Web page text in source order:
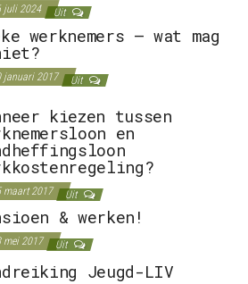
juli 2024 Uit
werknemers – wat mag
januari 2017 Uit
kiezen tussen
en
maart 2017 Uit
& werken!
mei 2017 Uit
Jeugd-LIV